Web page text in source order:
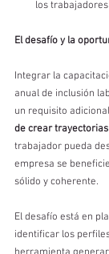
los
El desafío y la
Integrar la
anual de inclusión
un requisito
de crear
trabajador pueda
empresa se
sólido y coherente.
El desafío está en
identificar los